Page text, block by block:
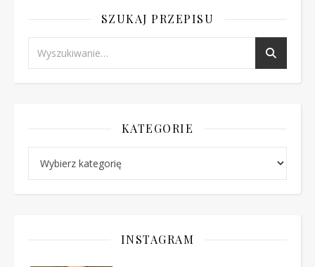
SZUKAJ PRZEPISU
KATEGORIE
INSTAGRAM